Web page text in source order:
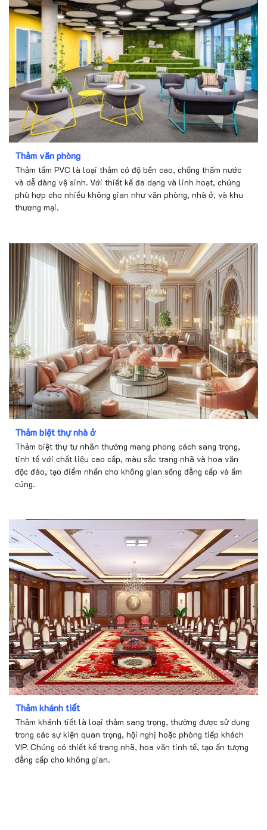
Thảm văn phòng
Thảm tấm PVC là loại thảm có độ bền cao, chống thấm nước
và dễ dàng vệ sinh. Với thiết kế đa dạng và linh hoạt, chúng
phù hợp cho nhiều không gian như văn phòng, nhà ở, và khu
thương mại.
Thảm biệt thự nhà ở
Thảm biệt thự tư nhân thường mang phong cách sang trọng,
tinh tế với chất liệu cao cấp, màu sắc trang nhã và hoa văn
độc đáo, tạo điểm nhấn cho không gian sống đẳng cấp và ấm
cúng.
Thảm khánh tiết
Thảm khánh tiết là loại thảm sang trọng, thường được sử dụng
trong các sự kiện quan trọng, hội nghị hoặc phòng tiếp khách
VIP. Chúng có thiết kế trang nhã, hoa văn tinh tế, tạo ấn tượng
đẳng cấp cho không gian.